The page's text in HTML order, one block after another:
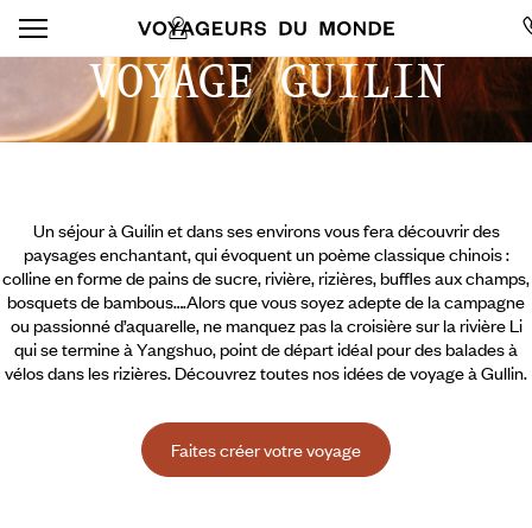
VOYAGE GUILIN
Un séjour à Guilin et dans ses environs vous fera découvrir des
paysages enchantant, qui évoquent un poème classique chinois :
colline en forme de pains de sucre, rivière, rizières, buffles aux champs,
bosquets de bambous….Alors que vous soyez adepte de la campagne
ou passionné d’aquarelle, ne manquez pas la croisière sur la rivière Li
qui se termine à Yangshuo, point de départ idéal pour des balades à
vélos dans les rizières. Découvrez toutes nos idées de voyage à Gullin.
Faites créer votre voyage